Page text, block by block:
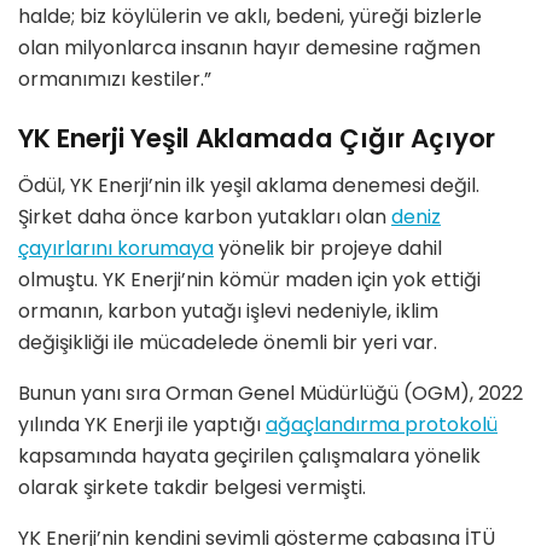
halde; biz köylülerin ve aklı, bedeni, yüreği bizlerle
olan milyonlarca insanın hayır demesine rağmen
ormanımızı kestiler.”
YK Enerji Yeşil Aklamada Çığır Açıyor
Ödül, YK Enerji’nin ilk yeşil aklama denemesi değil.
Şirket daha önce karbon yutakları olandeniz
çayırlarını korumayayönelik bir projeye dahil
olmuştu. YK Enerji’nin kömür maden için yok ettiği
ormanın, karbon yutağı işlevi nedeniyle, iklim
değişikliği ile mücadelede önemli bir yeri var.
Bunun yanı sıra Orman Genel Müdürlüğü (OGM), 2022
yılında YK Enerji ile yaptığıağaçlandırma protokolü
kapsamında hayata geçirilen çalışmalara yönelik
olarak şirkete takdir belgesi vermişti.
YK Enerji’nin kendini sevimli gösterme çabasına İTÜ